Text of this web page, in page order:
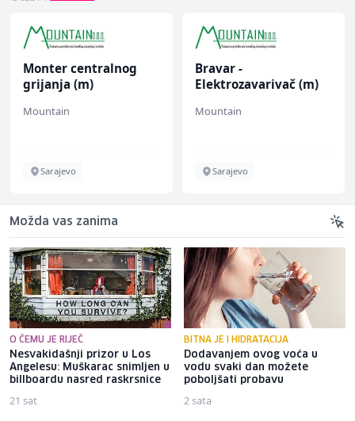
Monter centralnog
grijanja (m)
Mountain
Sarajevo
Bravar -
Elektrozavarivač (m)
Mountain
Sarajevo
Možda vas zanima
O ČEMU JE RIJEČ
Nesvakidašnji prizor u Los
Angelesu: Muškarac snimljen u
billboardu nasred raskrsnice
21 sat
BITNA JE I HIDRATACIJA
Dodavanjem ovog voća u
vodu svaki dan možete
poboljšati probavu
2 sata